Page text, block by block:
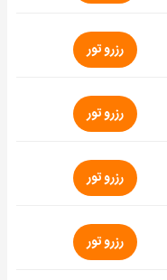
رزرو تور
رزرو تور
رزرو تور
رزرو تور